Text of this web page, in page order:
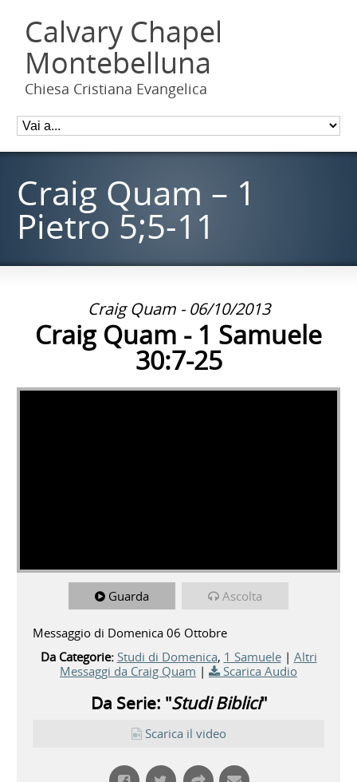
Calvary Chapel
Montebelluna
Chiesa Cristiana Evangelica
Craig Quam – 1
Pietro 5;5-11
Craig Quam - 06/10/2013
Craig Quam - 1 Samuele
30:7-25
Guarda Ascolta
Messaggio di Domenica 06 Ottobre
Da Categorie: Studi di Domenica, 1 Samuele| Altri
Messaggi da Craig Quam | Scarica Audio
Da Serie: "Studi Biblici"
Scarica il video